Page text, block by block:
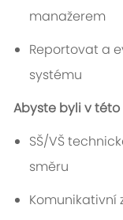
manažerem
Reportovat a
systému
Abyste byli v
SŠ/VŠ
směru
Komunikativní